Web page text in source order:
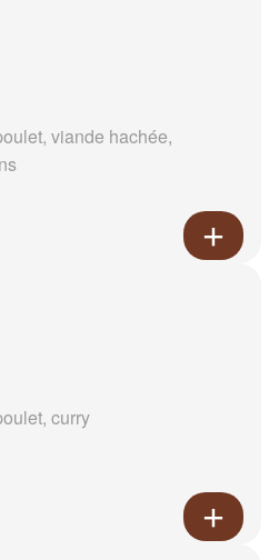
viande hachée,
curry